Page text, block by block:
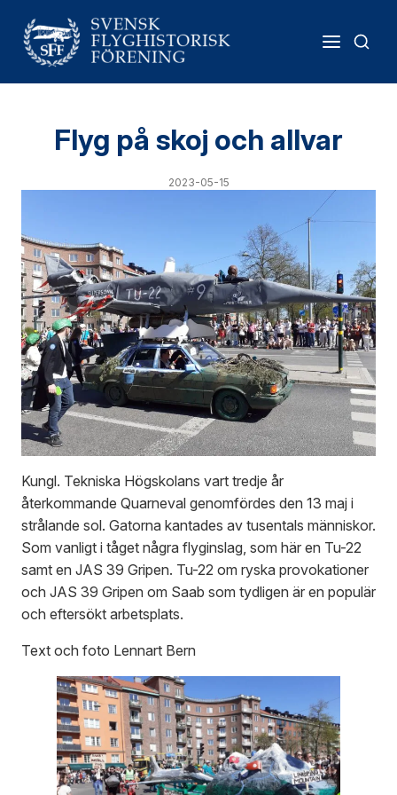
Flyg på skoj och allvar
2023-05-15
Kungl. Tekniska Högskolans vart tredje år
återkommande Quarneval genomfördes den 13 maj i
strålande sol. Gatorna kantades av tusentals människor.
Som vanligt i tåget några flyginslag, som här en Tu-22
samt en JAS 39 Gripen. Tu-22 om ryska provokationer
och JAS 39 Gripen om Saab som tydligen är en populär
och eftersökt arbetsplats.
Text och foto Lennart Bern